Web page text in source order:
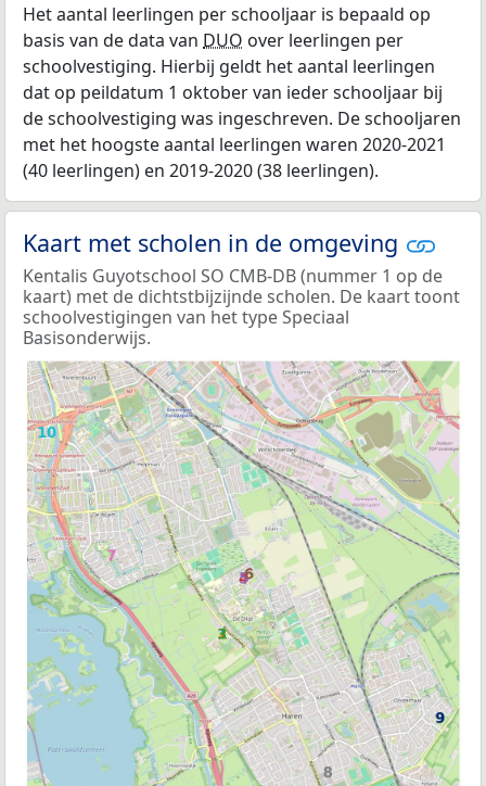
Het aantal leerlingen per schooljaar is bepaald op
basis van de data van DUO over leerlingen per
schoolvestiging. Hierbij geldt het aantal leerlingen
dat op peildatum 1 oktober van ieder schooljaar bij
de schoolvestiging was ingeschreven. De schooljaren
met het hoogste aantal leerlingen waren 2020-2021
(40 leerlingen) en 2019-2020 (38 leerlingen).
Kaart met scholen in de omgeving
Kentalis Guyotschool SO CMB-DB (nummer 1 op de
kaart) met de dichtstbijzijnde scholen. De kaart toont
schoolvestigingen van het type Speciaal
Basisonderwijs.